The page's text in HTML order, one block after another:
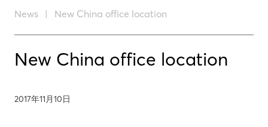
News New China office location
New China office location
2017年11月10日